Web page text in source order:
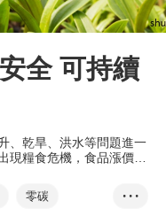
全 可持續
、乾旱、洪水等問題進一
現糧食危機，食品漲價，
零碳
• • •